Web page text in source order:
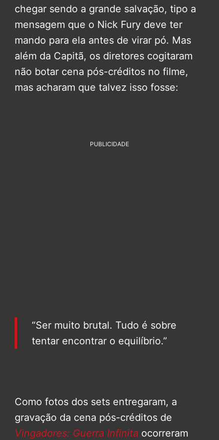
chegar sendo a grande salvação, tipo a
mensagem que o Nick Fury deve ter
mando para ela antes de virar pó. Mas
além da Capitã, os diretores cogitaram
não botar cena pós-créditos no filme,
mas acharam que talvez isso fosse:
PUBLICIDADE
“Ser muito brutal. Tudo é sobre
tentar encontrar o equilíbrio.”
Como fotos dos sets entregaram, a
gravação da cena pós-créditos de
Vingadores: Guerra Infinita ocorreram